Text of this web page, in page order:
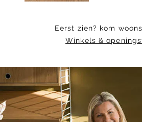
Eerst zien? kom
Winkels &